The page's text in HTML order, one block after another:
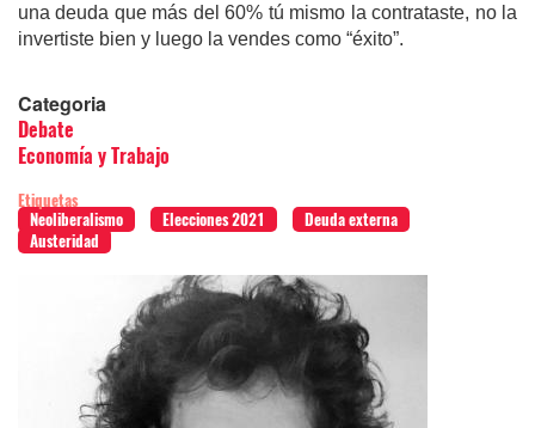
una deuda que más del 60% tú mismo la contrataste, no la
invertiste bien y luego la vendes como “éxito”.
Categoria
Debate
Economía y Trabajo
Etiquetas
Neoliberalismo
Elecciones 2021
Deuda externa
Austeridad